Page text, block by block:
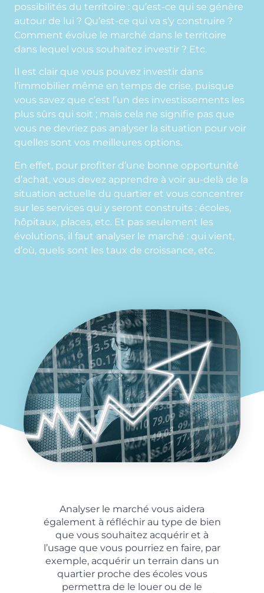
possibilités du territoire : qu’est-ce qui se génère
autour de lui ? Qu’est-ce qui va s’y construire ?
Comment évolue le marché dans le territoire
dans lequel vous souhaitez investir ? Etc.
Il est clair que vous pouvez investir dans
l’immobilier même en temps de crise, puisque
vous savez que c’est l’un des investissements les
plus sûrs qui soit ; mais cela ne signifie pas que
vous ne devriez pas analyser la situation pour voir
quelles sont vos meilleures options.
En effet, pour profiter d’une bonne opportunité
d’achat, vous devez apprendre à voir au-delà de la
situation actuelle du quartier et vous concentrer
sur les services qui y seront construits : écoles,
hôpitaux, places, etc. Et pas seulement les
évolutions, il faut analyser le marché : qui vient,
d’où, quels sont les taux de croissance, etc.
Analyser le marché vous aidera
également à réfléchir au type de bien
que vous souhaitez acquérir et à
l’usage que vous pourriez en faire, par
exemple, acquérir un terrain dans un
quartier proche des écoles vous
permettra de le louer ou de le